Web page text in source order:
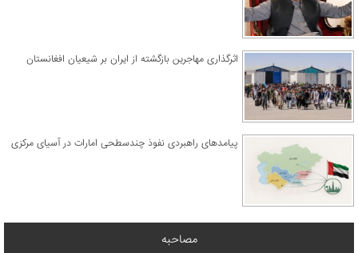
اثرگذاری مهاجرین بازگشته از ایران بر شیعیان افغانستان
پیامدهای راهبردی نفوذ چندسطحی امارات در آسیای مرکزی
مصاحبه